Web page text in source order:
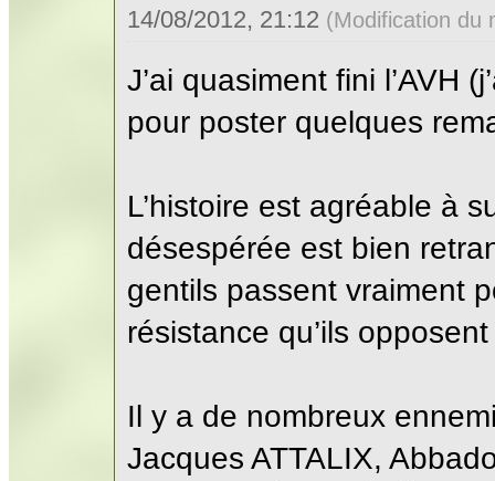
14/08/2012, 21:12 (Modification du
J’ai quasiment fini l’AVH
pour poster quelques
L’histoire est agréable à
désespérée est bien
gentils passent vraiment
résistance qu’ils
Il y a de nombreux
Jacques ATTALIX,